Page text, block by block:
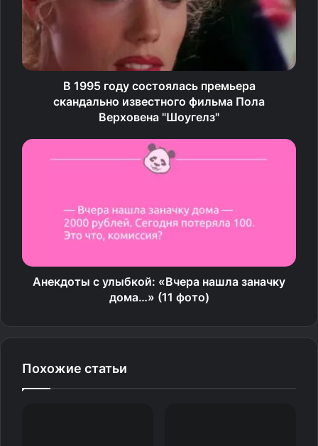
В 1995 году состоялась премьера
скандально известного фильма Пола
Верховена "Шоугелз"
Анекдоты с улыбкой: «Вчера нашла заначку
дома…» (11 фото)
Похожие статьи